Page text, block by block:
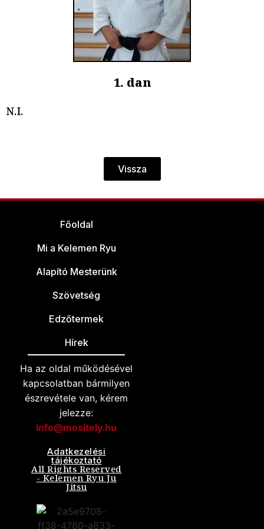
1. dan
N.I.
Vissza
Főoldal
Mi a Kelemen Ryu
Alapító Mesterünk
Szövetség
Edzőtermek
Hírek
Ha az oldal működésével
kapcsolatban bármilyen
észrevétele van, kérem
jelezze:
info@mositely.hu
Adatkezelési
tájékoztató
All Rights Reserved
- Kelemen Ryu Ju
Jitsu